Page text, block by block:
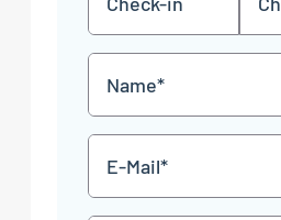
in
TT
Punkt
MM
JJJJ
TT
Punkt
MM
Mail